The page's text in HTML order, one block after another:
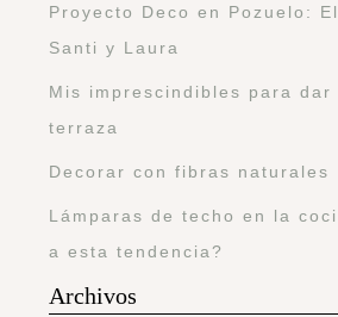
Proyecto Deco en Pozuelo:
Santi y Laura
Mis imprescindibles para dar
terraza
Decorar con fibras naturales
Lámparas de techo en la
a esta tendencia?
Archivos